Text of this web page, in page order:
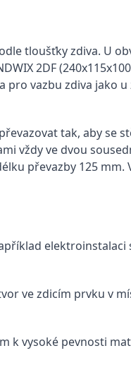
tloušťky zdiva. U
2DF
vazbu zdiva jako
tak, aby se
vždy ve dvou
převazby 125 mm.
elektroinstalaci
ve zdicím prvku v
k vysoké pevnosti